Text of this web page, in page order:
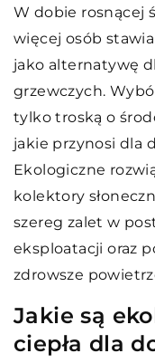
W dobie rosnącej
więcej osób stawia
jako alternatywę
grzewczych.
tylko troską o
jakie przynosi dla
Ekologiczne
kolektory
szereg zalet w
eksploatacji oraz
zdrowsze
Jakie są
ciepła dla